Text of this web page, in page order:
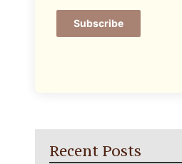
Subscribe
Recent Posts